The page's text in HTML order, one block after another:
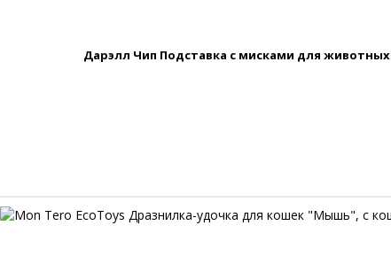
Дарэлл Чип Подставка с мисками для животных